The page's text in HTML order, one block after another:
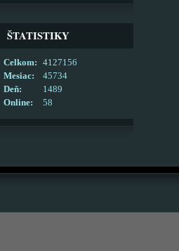
ŠTATISTIKY
Online: 58
Celkom:
4127156
Mesiac:
45734
Deň:
1489